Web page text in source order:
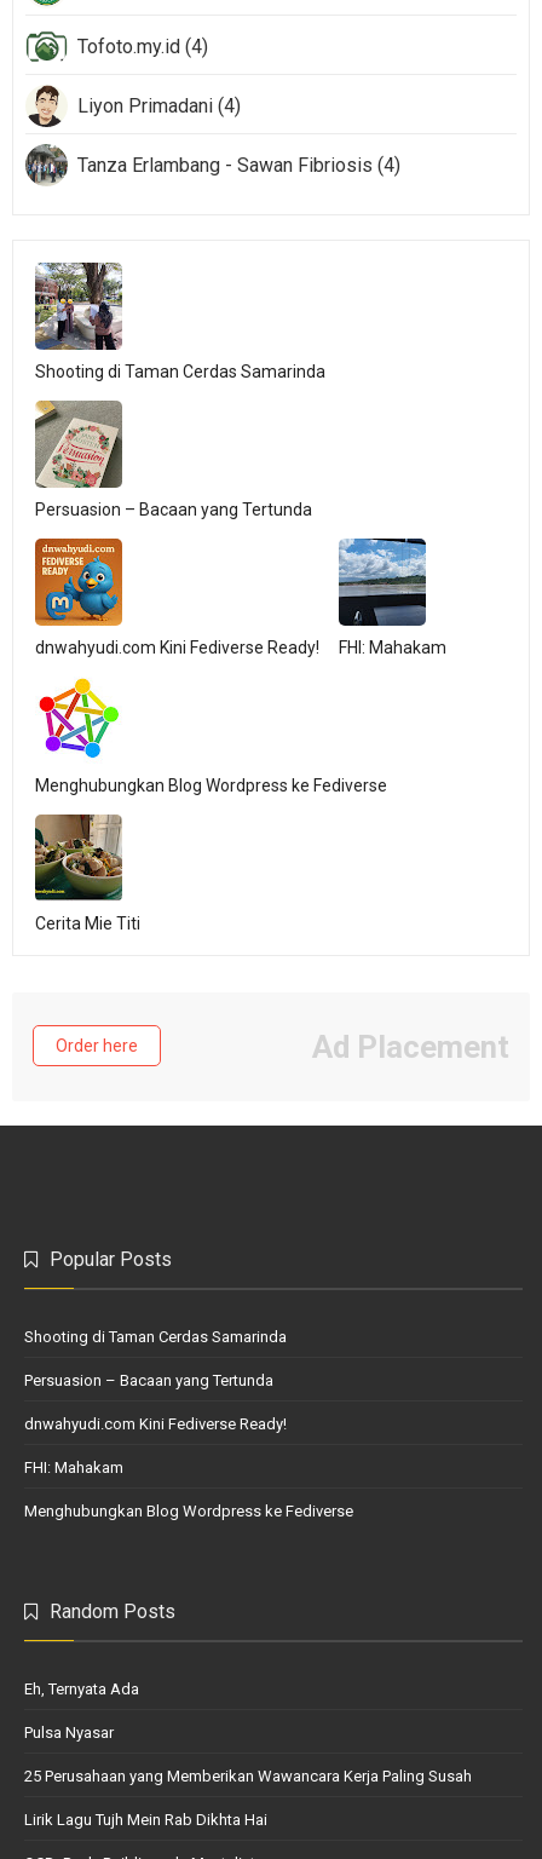
Tofoto.my.id (4)
Liyon Primadani (4)
Tanza Erlambang - Sawan Fibriosis (4)
Shooting di Taman Cerdas Samarinda
Persuasion – Bacaan yang Tertunda
dnwahyudi.com Kini Fediverse Ready! FHI: Mahakam
Menghubungkan Blog Wordpress ke Fediverse
Cerita Mie Titi
Order here Ad Placement
Popular Posts
Shooting di Taman Cerdas Samarinda
Persuasion – Bacaan yang Tertunda
dnwahyudi.com Kini Fediverse Ready!
FHI: Mahakam
Menghubungkan Blog Wordpress ke Fediverse
Random Posts
Eh, Ternyata Ada
Pulsa Nyasar
25 Perusahaan yang Memberikan Wawancara Kerja Paling Susah
Lirik Lagu Tujh Mein Rab Dikhta Hai